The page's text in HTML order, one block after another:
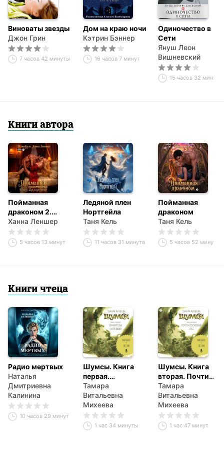
Виноваты звезды
Джон Грин
7 часов 42 минуты
Дом на краю ночи
Кэтрин Бэннер
16 часов 7 минут
Одиночество в
Сети
Януш Леон
Вишневский
15 часов 32 минуты
Книги автора
Пойманная
драконом 2.
Сожгу мир ради
тебя
Ханна Леншер
5 часов 13 минут
Ледяной плен
Нортгейла
Таня Кель
11 часов 31 минута
Пойманная
драконом
Таня Кель
5 часов 52 минуты
Книги чтеца
Радио мертвых
Наталья
Дмитриевна
Калинина
10 часов 29 минут
Шумсы. Книга
первая.
Хранители
деревьев
Тамара
Витальевна
Михеева
1 час 34 минуты
Шумсы. Книга
вторая. Почти
сосновый лес
Тамара
Витальевна
Михеева
1 час 47 минут